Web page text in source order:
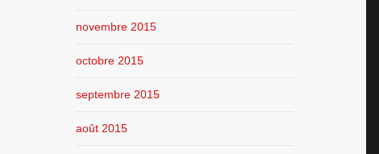
novembre 2015
octobre 2015
septembre 2015
août 2015